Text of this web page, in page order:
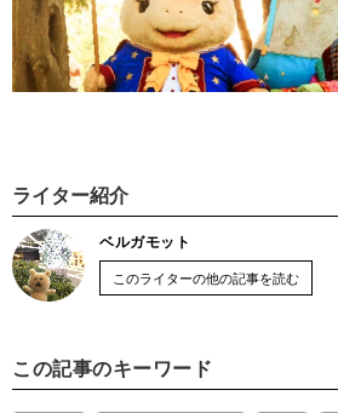
ライター紹介
ベルガモット
このライターの他の記事を読む
この記事のキーワード